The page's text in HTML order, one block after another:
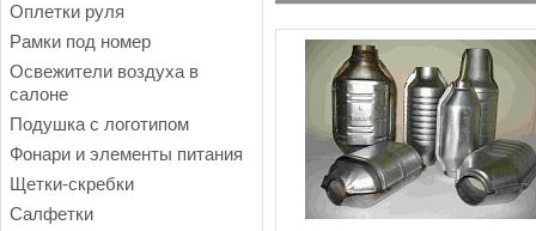
Оплетки руля
Рамки под номер
Освежители воздуха в
салоне
Подушка с логотипом
Фонари и элементы питания
Щетки-скребки
Салфетки